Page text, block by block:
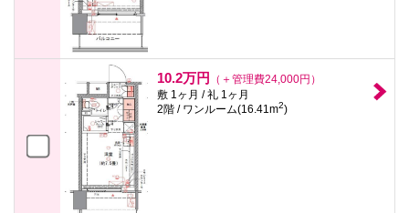
10.2万円
（＋管理費24,000円）
敷 1ヶ月 / 礼 1ヶ月
2階 / ワンルーム(16.41m2)